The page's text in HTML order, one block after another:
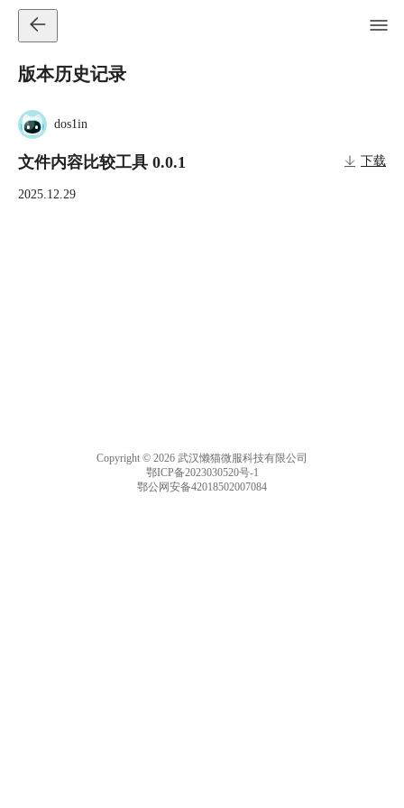
版本历史记录
dos1in
文件内容比较工具 0.0.1 下载
2025.12.29
Copyright © 2026 武汉懒猫微服科技有限公司
鄂ICP备2023030520号-1
鄂公网安备42018502007084